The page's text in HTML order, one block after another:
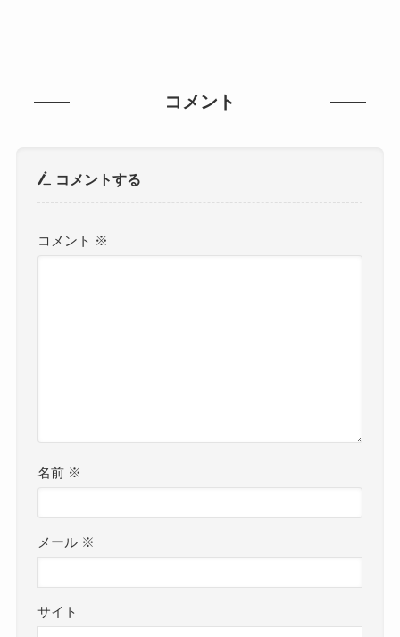
コメント
コメントする
コメント ※
名前 ※
メール ※
サイト